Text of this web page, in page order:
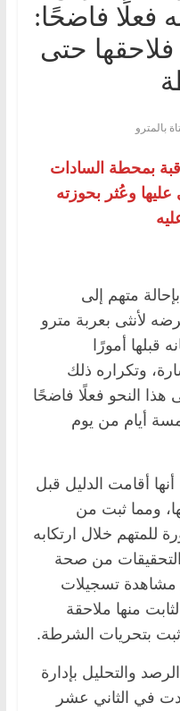
فعلًا فاضحًا:
حتى
بالمترو
بمحطة السادات
وعُثر بحوزته
متهم إلى
لأنثى بعربة مترو
قبلها أمورًا
وتكراره ذلك
هذا النحو فعلًا فاضحًا
أيام من يوم
أنها أقامت الدليل قبل
ومما ثبت من
للمتهم خلال ارتكابه
التحقيقات من صحة
مشاهدة تسجيلات
منها ملاحقة
ثبت بتحريات الشرطة.
والتحليل بإدارة
في الثاني عشر